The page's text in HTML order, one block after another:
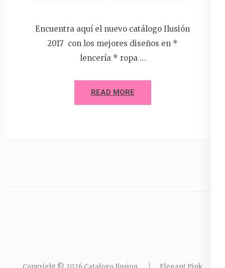
Encuentra aquí el nuevo catálogo Ilusión
2017 con los mejores diseños en *
lencería * ropa …
READ MORE